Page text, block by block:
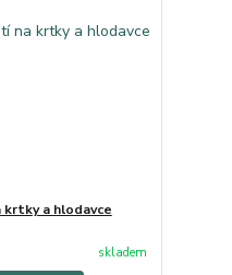
krtky a hlodavce
skladem